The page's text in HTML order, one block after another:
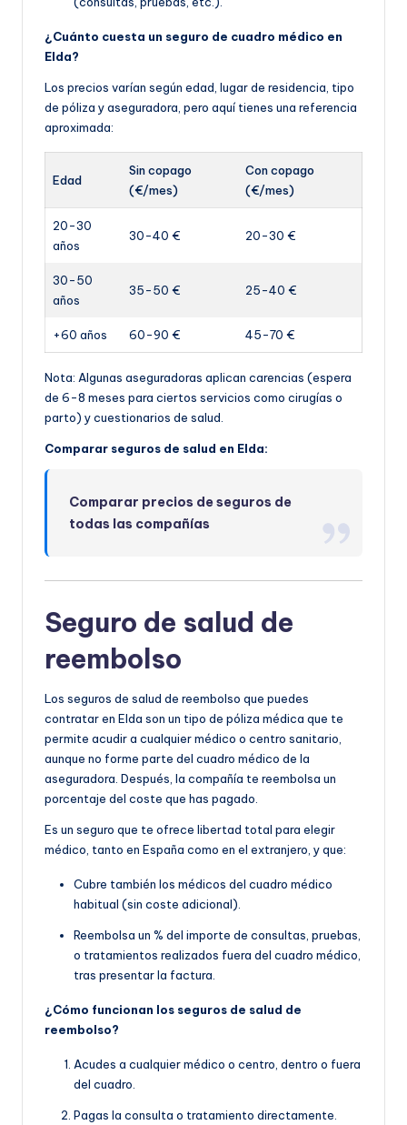
¿Cuánto cuesta un seguro de cuadro médico en
Elda?
Los precios varían según edad, lugar de residencia, tipo
de póliza y aseguradora, pero aquí tienes una referencia
aproximada:
Edad
Sin copago
(€/mes)
Con copago
(€/mes)
20-30
años
30-40 € 20-30 €
30-50
años
35-50 € 25-40 €
+60 años 60-90 € 45-70 €
Nota: Algunas aseguradoras aplican carencias (espera
de 6-8 meses para ciertos servicios como cirugías o
parto) y cuestionarios de salud.
Comparar seguros de salud en Elda:
Comparar precios de seguros de
todas las compañías
Seguro de salud de
reembolso
Los seguros de salud de reembolso que puedes
contratar en Elda son un tipo de póliza médica que te
permite acudir a cualquier médico o centro sanitario,
aunque no forme parte del cuadro médico de la
aseguradora. Después, la compañía te reembolsa un
porcentaje del coste que has pagado.
Es un seguro que te ofrece libertad total para elegir
médico, tanto en España como en el extranjero, y que:
Cubre también los médicos del cuadro médico
habitual (sin coste adicional).
Reembolsa un % del importe de consultas, pruebas,
o tratamientos realizados fuera del cuadro médico,
tras presentar la factura.
¿Cómo funcionan los seguros de salud de
reembolso?
Acudes a cualquier médico o centro, dentro o fuera
del cuadro.
Pagas la consulta o tratamiento directamente.